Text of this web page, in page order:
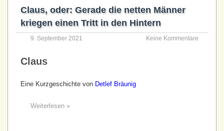
Claus, oder: Gerade die netten Männer
kriegen einen Tritt in den Hintern
9. September 2021 Keine Kommentare
Claus
Eine Kurzgeschichte von Detlef Bräunig
Weiterlesen »